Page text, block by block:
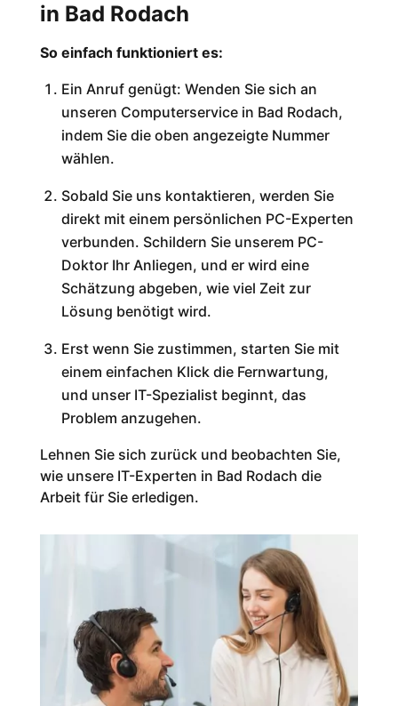
in Bad Rodach
So einfach funktioniert es:
Ein Anruf genügt: Wenden Sie sich an
unseren Computerservice in Bad Rodach,
indem Sie die oben angezeigte Nummer
wählen.
Sobald Sie uns kontaktieren, werden Sie
direkt mit einem persönlichen PC-Experten
verbunden. Schildern Sie unserem PC-
Doktor Ihr Anliegen, und er wird eine
Schätzung abgeben, wie viel Zeit zur
Lösung benötigt wird.
Erst wenn Sie zustimmen, starten Sie mit
einem einfachen Klick die Fernwartung,
und unser IT-Spezialist beginnt, das
Problem anzugehen.
Lehnen Sie sich zurück und beobachten Sie,
wie unsere IT-Experten in Bad Rodach die
Arbeit für Sie erledigen.